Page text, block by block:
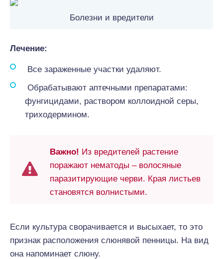
Болезни и вредители
Лечение:
Все зараженные участки удаляют.
Обрабатывают аптечными препаратами:
фунгицидами, раствором коллоидной серы,
триходермином.
Важно! Из вредителей растение
поражают нематоды – волосяные
паразитирующие черви. Края листьев
становятся волнистыми.
Если культура сворачивается и высыхает, то это
признак расположения слюнявой пенницы. На вид
она напоминает слюну.